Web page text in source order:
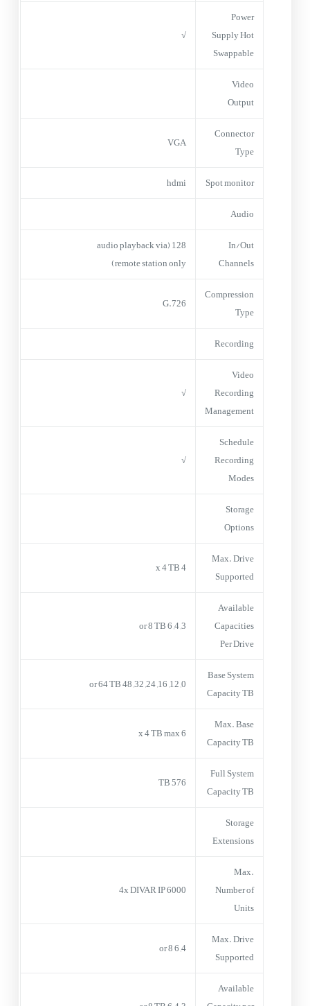
Power
Supply Hot
Swappable
√
Video
Output
Connector
Type
VGA
Spot monitor
hdmi
Audio
In/Out
Channels
128 (audio playback via
remote station only)
Compression
Type
G.726
Recording
Video
Recording
Management
√
Schedule
Recording
Modes
√
Storage
Options
Max. Drive
Supported
4 x 4 TB
Available
Capacities
Per Drive
3, 4, 6 or 8 TB
Base System
Capacity TB
0, 12, 16, 24, 32, 48 or 64 TB
Max. Base
Capacity TB
6 x 4 TB max
Full System
Capacity TB
576 TB
Storage
Extensions
Max.
Number of
Units
4x DIVAR IP 6000
Max. Drive
Supported
4, 6 or 8
Available